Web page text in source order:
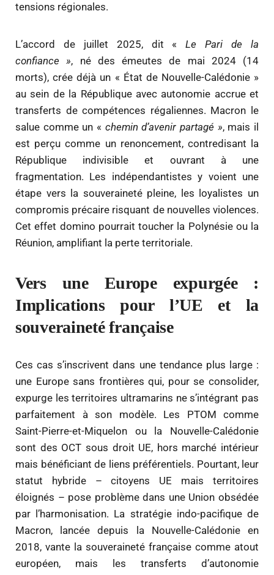
tensions régionales.
L’accord de juillet 2025, dit «Le Pari de la
confiance », né des émeutes de mai 2024 (14
morts), crée déjà un « État de Nouvelle-Calédonie »
au sein de la République avec autonomie accrue et
transferts de compétences régaliennes. Macron le
salue comme un « chemin d’avenir partagé », mais il
est perçu comme un renoncement, contredisant la
République indivisible et ouvrant à une
fragmentation. Les indépendantistes y voient une
étape vers la souveraineté pleine, les loyalistes un
compromis précaire risquant de nouvelles violences.
Cet effet domino pourrait toucher la Polynésie ou la
Réunion, amplifiant la perte territoriale.
Vers une Europe expurgée :
Implications pour l’UE et la
souveraineté française
Ces cas s’inscrivent dans une tendance plus large :
une Europe sans frontières qui, pour se consolider,
expurge les territoires ultramarins ne s’intégrant pas
parfaitement à son modèle. Les PTOM comme
Saint-Pierre-et-Miquelon ou la Nouvelle-Calédonie
sont des OCT sous droit UE, hors marché intérieur
mais bénéficiant de liens préférentiels. Pourtant, leur
statut hybride – citoyens UE mais territoires
éloignés – pose problème dans une Union obsédée
par l’harmonisation. La stratégie indo-pacifique de
Macron, lancée depuis la Nouvelle-Calédonie en
2018, vante la souveraineté française comme atout
européen, mais les transferts d’autonomie